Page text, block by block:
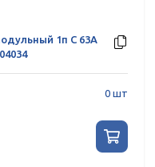
1п C 63А
0 шт